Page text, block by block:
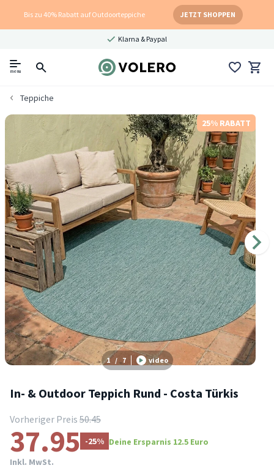
Bis zu 40% Rabatt auf Outdoorteppiche JETZT SHOPPEN
Klarna & Paypal
menu
Teppiche
25% RABATT
1 / 7 video
In- & Outdoor Teppich Rund - Costa Türkis
Vorheriger Preis 50.45
37.95 -25% Deine Ersparnis 12.5 Euro
Inkl. MwSt.